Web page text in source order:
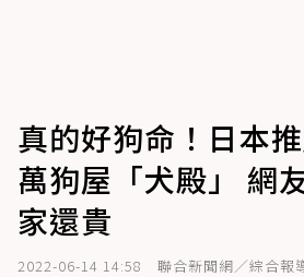
真的好狗命！日本
萬狗屋「犬殿」 網
家還貴
2022-06-14 14:58 聯合新聞網／綜合報